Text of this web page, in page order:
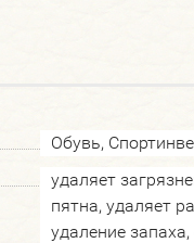
Обувь,
удаляет
пятна, удаляет
удаление